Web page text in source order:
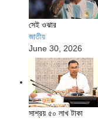
সেই ওঝার
জাতীয়
June 30, 2026
সাশ্রয় ৫০ লাখ টাকা